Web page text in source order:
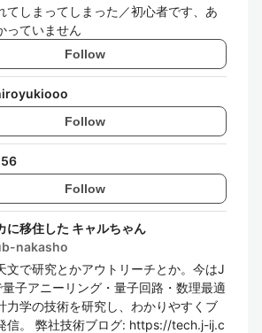
てしまってしまった／初心者です、あ
っていません
Follow
Follow
Follow
に移住した キャルちゃん
nakasho
文で研究とかアウトリーチとか。今はJ
子アニーリング・量子回路・数理最適
力学の技術を研究し、わかりやすくブ
信。 弊社技術ブログ: https://tech.j-ij.c